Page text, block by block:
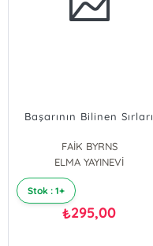
Başarının Bilinen Sırları
FAİK BYRNS
ELMA YAYINEVİ
Stok : 1+
₺295,00